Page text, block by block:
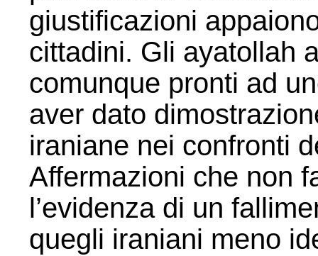
giustificazioni
cittadini. Gli ayatollah
comunque pronti ad
aver dato
iraniane nei confronti
Affermazioni che non
l’evidenza di un
quegli iraniani meno